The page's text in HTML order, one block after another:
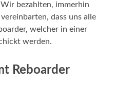
bezahlten, immerhin
dass uns alle
welcher in einer
werden.
Reboarder